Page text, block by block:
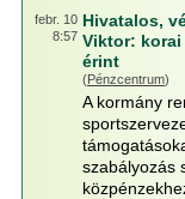
febr. 10
8:57
Hivatalos,
Viktor:
érint
(Pénzcentrum)
A kormány
szabályozás